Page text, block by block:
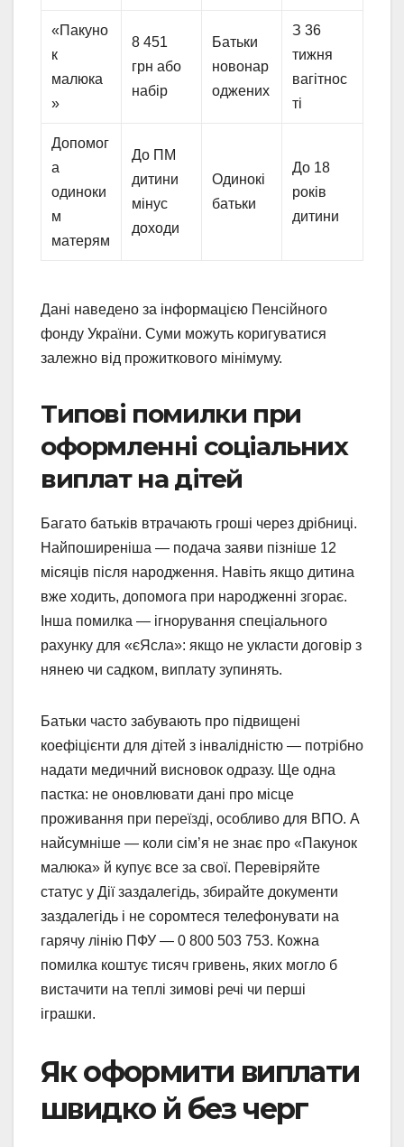
«Пакуно
к
малюка
»
8 451
грн або
набір
Батьки
новонар
оджених
З 36
тижня
вагітнос
ті
Допомог
а
одиноки
м
матерям
До ПМ
дитини
мінус
доходи
Одинокі
батьки
До 18
років
дитини
Дані наведено за інформацією Пенсійного
фонду України. Суми можуть коригуватися
залежно від прожиткового мінімуму.
Типові помилки при
оформленні соціальних
виплат на дітей
Багато батьків втрачають гроші через дрібниці.
Найпоширеніша — подача заяви пізніше 12
місяців після народження. Навіть якщо дитина
вже ходить, допомога при народженні згорає.
Інша помилка — ігнорування спеціального
рахунку для «єЯсла»: якщо не укласти договір з
нянею чи садком, виплату зупинять.
Батьки часто забувають про підвищені
коефіцієнти для дітей з інвалідністю — потрібно
надати медичний висновок одразу. Ще одна
пастка: не оновлювати дані про місце
проживання при переїзді, особливо для ВПО. А
найсумніше — коли сім’я не знає про «Пакунок
малюка» й купує все за свої. Перевіряйте
статус у Дії заздалегідь, збирайте документи
заздалегідь і не соромтеся телефонувати на
гарячу лінію ПФУ — 0 800 503 753. Кожна
помилка коштує тисяч гривень, яких могло б
вистачити на теплі зимові речі чи перші
іграшки.
Як оформити виплати
швидко й без черг